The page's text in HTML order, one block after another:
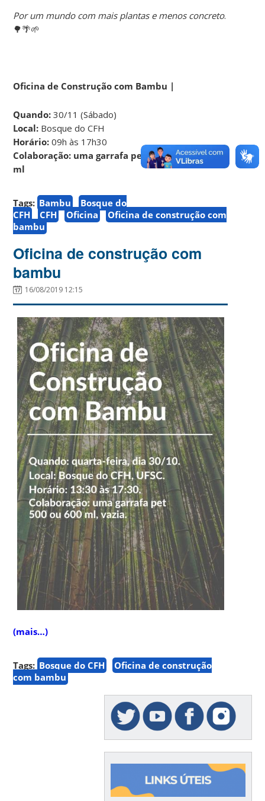
Por um mundo com mais plantas e menos concreto.
🌳🌴🌱
Oficina de Construção com Bambu |
Quando: 30/11 (Sábado)
Local: Bosque do CFH
Horário: 09h às 17h30
Colaboração: uma garrafa pet vazia, 500 ou 600
ml
Tags: Bambu
Bosque do
CFH
CFH Oficina
Oficina de construção com
bambu
Oficina de construção com
bambu
16/08/2019 12:15
(mais…)
Tags: Bosque do CFH
Oficina de construção
com bambu